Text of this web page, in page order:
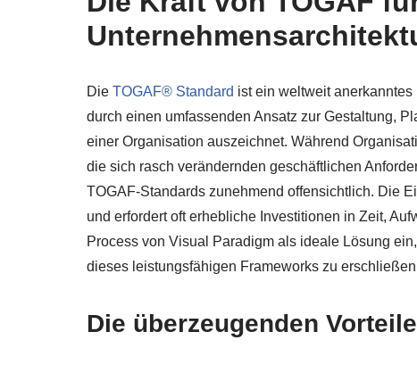
Die TOGAF® Standard ist ein weltweit
durch einen umfassenden Ansatz zur Gestaltung,
einer Organisation auszeichnet. Während
die sich rasch verändernden geschäftlichen
TOGAF-Standards zunehmend offensichtlich. Die
und erfordert oft erhebliche Investitionen in Zeit,
Process von Visual Paradigm als ideale Lösung
dieses leistungsfähigen Frameworks zu
Die überzeugenden